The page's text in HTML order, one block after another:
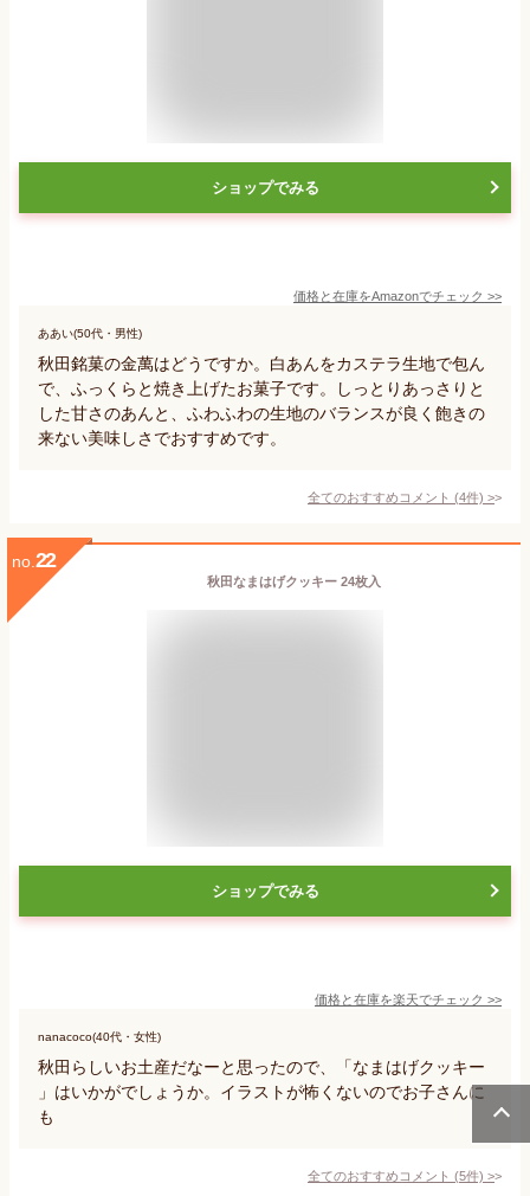
ショップでみる
価格と在庫をAmazonでチェック >>
ああい(50代・男性)
秋田銘菓の金萬はどうですか。白あんをカステラ生地で包ん
で、ふっくらと焼き上げたお菓子です。しっとりあっさりと
した甘さのあんと、ふわふわの生地のバランスが良く飽きの
来ない美味しさでおすすめです。
全てのおすすめコメント (4件) >
no. 22
秋田なまはげクッキー 24枚入
ショップでみる
価格と在庫を楽天でチェック >>
nanacoco(40代・女性)
秋田らしいお土産だなーと思ったので、「なまはげクッキー
」はいかがでしょうか。イラストが怖くないのでお子さんに
も
全てのおすすめコメント (5件) >